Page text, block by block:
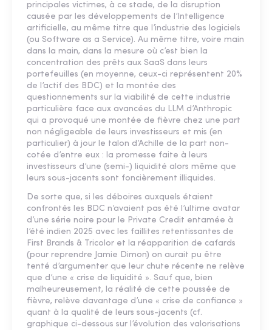
principales victimes, à ce stade, de la disruption
causée par les développements de l’Intelligence
artificielle, au même titre que l’industrie des logiciels
(ou Software as a Service). Au même titre, voire main
dans la main, dans la mesure où c’est bien la
concentration des prêts aux SaaS dans leurs
portefeuilles (en moyenne, ceux-ci représentent 20%
de l’actif des BDC) et la montée des
questionnements sur la viabilité de cette industrie
particulière face aux avancées du LLM d’Anthropic
qui a provoqué une montée de fièvre chez une part
non négligeable de leurs investisseurs et mis (en
particulier) à jour le talon d’Achille de la part non-
cotée d’entre eux : la promesse faite à leurs
investisseurs d’une (semi-) liquidité alors même que
leurs sous-jacents sont foncièrement illiquides.
De sorte que, si les déboires auxquels étaient
confrontés les BDC n’avaient pas été l’ultime avatar
d’une série noire pour le Private Credit entamée à
l’été indien 2025 avec les faillites retentissantes de
First Brands & Tricolor et la réapparition de cafards
(pour reprendre Jamie Dimon) on aurait pu être
tenté d’argumenter que leur chute récente ne relève
que d’une « crise de liquidité ». Sauf que, bien
malheureusement, la réalité de cette poussée de
fièvre, relève davantage d’une « crise de confiance »
quant à la qualité de leurs sous-jacents (cf.
graphique ci-dessous sur l’évolution des valorisations